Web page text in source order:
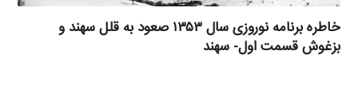
خاطره برنامه نوروزی سال ۱۳۵۳ صعود به قلل سهند و
بزغوش قسمت اول- سهند